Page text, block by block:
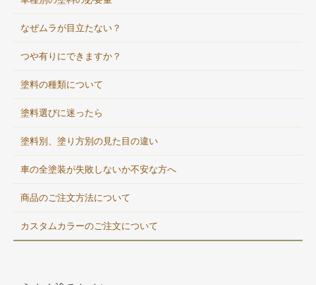
なぜムラが目立たない？
つや有りにできますか？
塗料の種類について
塗料選びに迷ったら
塗料別、塗り方別の見た目の違い
車の全塗装が失敗しないか不安な方へ
商品のご注文方法について
カスタムカラーのご注文について